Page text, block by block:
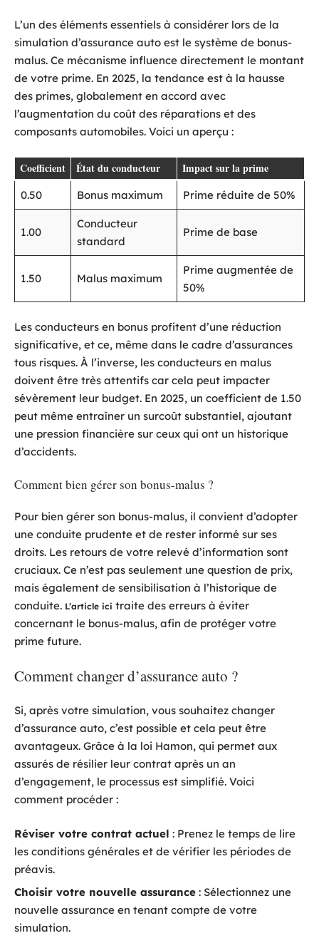
L’un des éléments essentiels à considérer lors de la
simulation d’assurance auto est le système de bonus-
malus. Ce mécanisme influence directement le montant
de votre prime. En 2025, la tendance est à la hausse
des primes, globalement en accord avec
l’augmentation du coût des réparations et des
composants automobiles. Voici un aperçu :
Coefficient État du conducteur Impact sur la prime
0.50 Bonus maximum Prime réduite de 50%
1.00
Conducteur
standard
Prime de base
1.50 Malus maximum
Prime augmentée de
50%
Les conducteurs en bonus profitent d’une réduction
significative, et ce, même dans le cadre d’assurances
tous risques. À l’inverse, les conducteurs en malus
doivent être très attentifs car cela peut impacter
sévèrement leur budget. En 2025, un coefficient de 1.50
peut même entraîner un surcoût substantiel, ajoutant
une pression financière sur ceux qui ont un historique
d’accidents.
Comment bien gérer son bonus-malus ?
Pour bien gérer son bonus-malus, il convient d’adopter
une conduite prudente et de rester informé sur ses
droits. Les retours de votre relevé d’information sont
cruciaux. Ce n’est pas seulement une question de prix,
mais également de sensibilisation à l’historique de
conduite. L’article ici traite des erreurs à éviter
concernant le bonus-malus, afin de protéger votre
prime future.
Comment changer d’assurance auto ?
Si, après votre simulation, vous souhaitez changer
d’assurance auto, c’est possible et cela peut être
avantageux. Grâce à la loi Hamon, qui permet aux
assurés de résilier leur contrat après un an
d’engagement, le processus est simplifié. Voici
comment procéder :
Réviser votre contrat actuel : Prenez le temps de lire
les conditions générales et de vérifier les périodes de
préavis.
Choisir votre nouvelle assurance : Sélectionnez une
nouvelle assurance en tenant compte de votre
simulation.